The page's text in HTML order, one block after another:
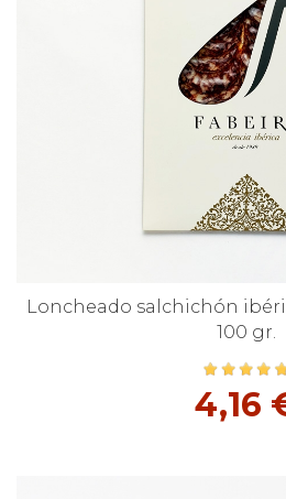
Loncheado salchichón
100 gr.
4,16